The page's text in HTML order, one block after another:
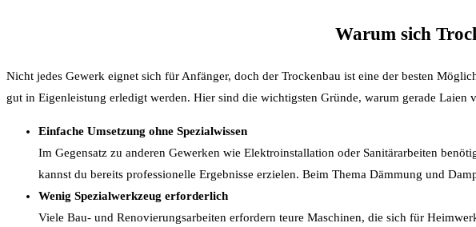
Warum sich
Nicht jedes Gewerk eignet sich für Anfänger, doch der Trockenbau ist eine der besten
gut in Eigenleistung erledigt werden. Hier sind die wichtigsten Gründe, warum gerade Laien
Einfache Umsetzung ohne Spezialwissen
Im Gegensatz zu anderen Gewerken wie Elektroinstallation oder Sanitärarbeiten
kannst du bereits professionelle Ergebnisse erzielen. Beim Thema Dämmung und
Wenig Spezialwerkzeug erforderlich
Viele Bau- und Renovierungsarbeiten erfordern teure Maschinen, die sich für